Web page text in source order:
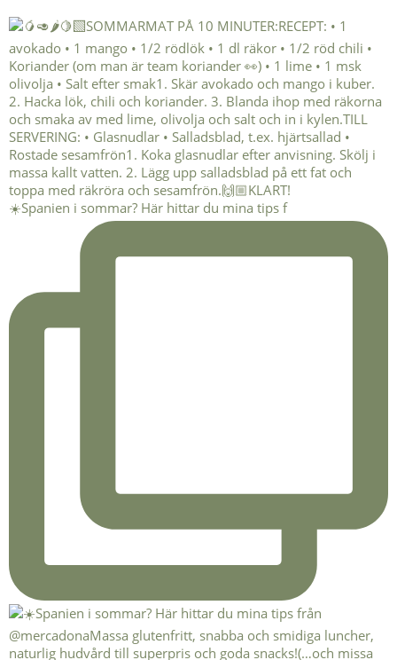
☀️Spanien i sommar? Här hittar du mina tips f